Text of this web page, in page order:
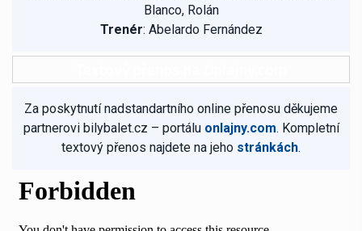
Blanco, Rolán
Trenér: Abelardo Fernández
Za poskytnutí nadstandartního online přenosu děkujeme
partnerovi bilybalet.cz – portálu onlajny.com. Kompletní
textový přenos najdete na jeho stránkách.